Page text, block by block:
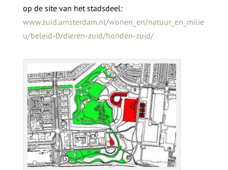
op de site van het stadsdeel:
www.zuid.amsterdam.nl/wonen_en/natuur_en_milie
u/beleid-0/dieren-zuid/honden-zuid/